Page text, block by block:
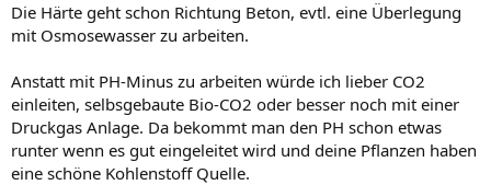
Die Härte geht schon Richtung Beton, evtl. eine Überlegung
mit Osmosewasser zu arbeiten.
Anstatt mit PH-Minus zu arbeiten würde ich lieber CO2
einleiten, selbsgebaute Bio-CO2 oder besser noch mit einer
Druckgas Anlage. Da bekommt man den PH schon etwas
runter wenn es gut eingeleitet wird und deine Pflanzen haben
eine schöne Kohlenstoff Quelle.